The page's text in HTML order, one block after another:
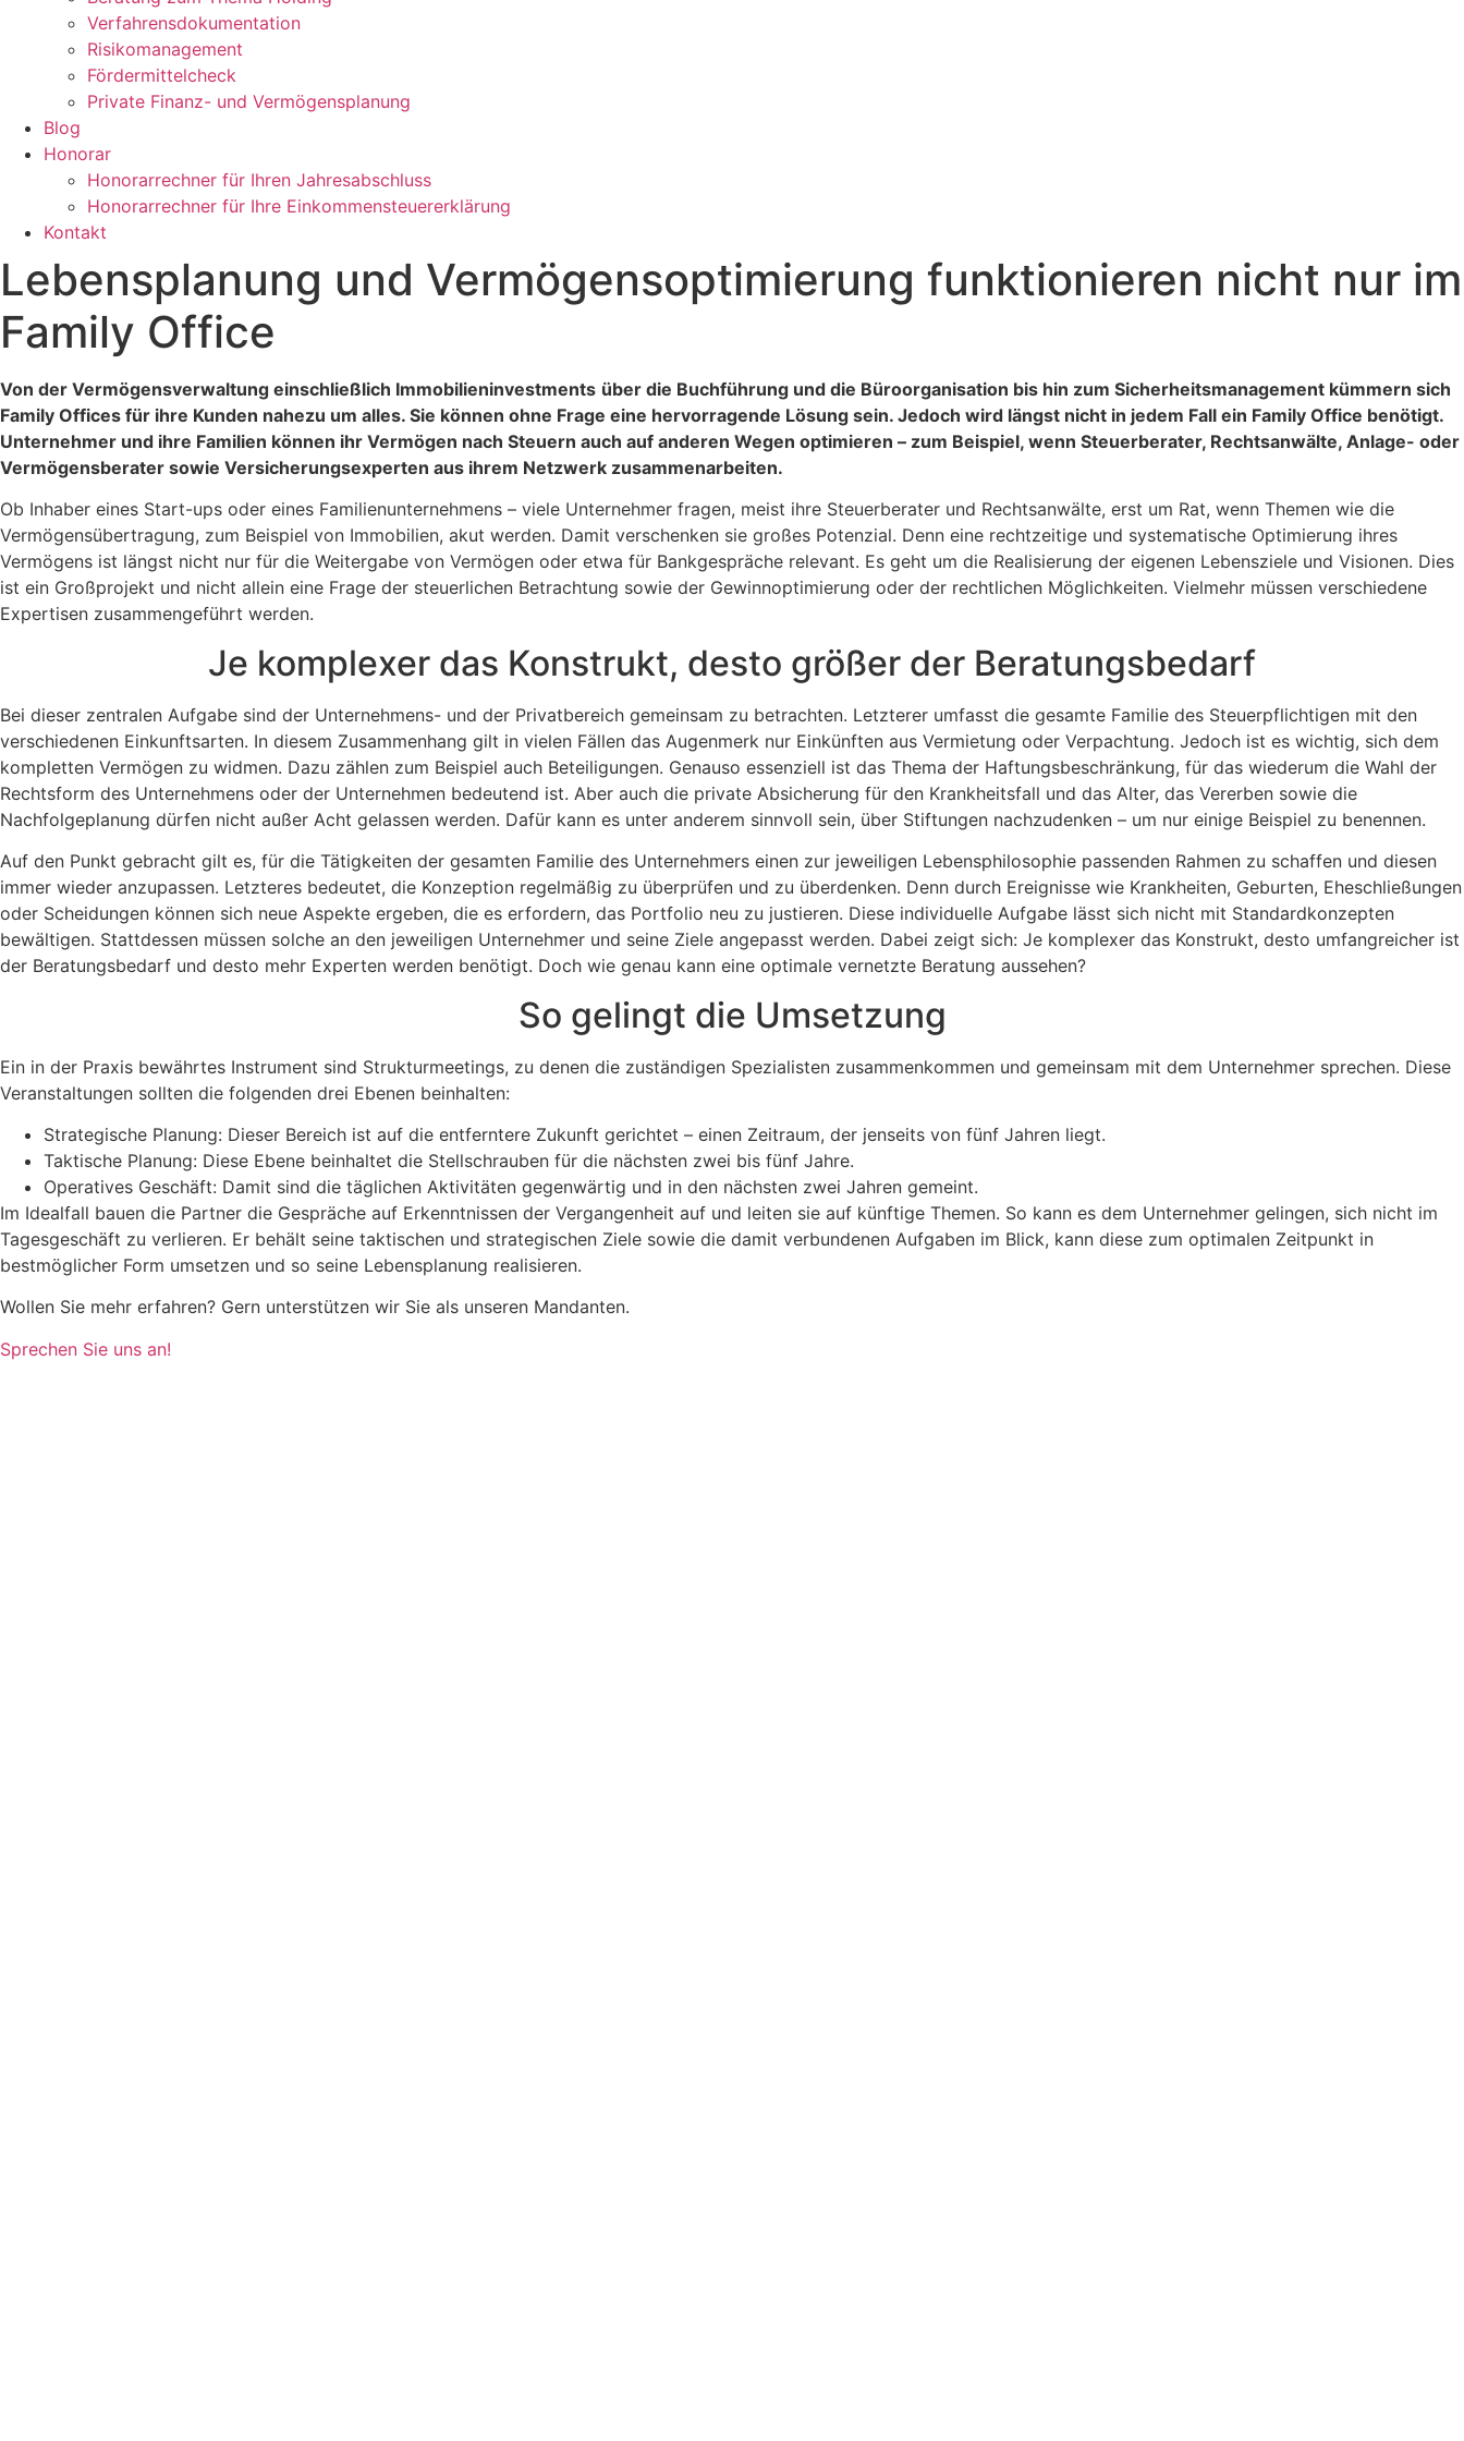
Verfahrensdokumentation
Risikomanagement
Fördermittelcheck
Private Finanz- und Vermögensplanung
Blog
Honorar
Honorarrechner für Ihren Jahresabschluss
Honorarrechner für Ihre Einkommensteuererklärung
Kontakt
Lebensplanung und Vermögensoptimierung funktionieren nicht nur im
Family Office
Von der Vermögensverwaltung einschließlich Immobilieninvestments über die Buchführung und die Büroorganisation bis hin zum Sicherheitsmanagement kümmern sich
Family Offices für ihre Kunden nahezu um alles. Sie können ohne Frage eine hervorragende Lösung sein. Jedoch wird längst nicht in jedem Fall ein Family Office benötigt.
Unternehmer und ihre Familien können ihr Vermögen nach Steuern auch auf anderen Wegen optimieren – zum Beispiel, wenn Steuerberater, Rechtsanwälte, Anlage- oder
Vermögensberater sowie Versicherungsexperten aus ihrem Netzwerk zusammenarbeiten.
Ob Inhaber eines Start-ups oder eines Familienunternehmens – viele Unternehmer fragen, meist ihre Steuerberater und Rechtsanwälte, erst um Rat, wenn Themen wie die
Vermögensübertragung, zum Beispiel von Immobilien, akut werden. Damit verschenken sie großes Potenzial. Denn eine rechtzeitige und systematische Optimierung ihres
Vermögens ist längst nicht nur für die Weitergabe von Vermögen oder etwa für Bankgespräche relevant. Es geht um die Realisierung der eigenen Lebensziele und Visionen. Dies
ist ein Großprojekt und nicht allein eine Frage der steuerlichen Betrachtung sowie der Gewinnoptimierung oder der rechtlichen Möglichkeiten. Vielmehr müssen verschiedene
Expertisen zusammengeführt werden.
Je komplexer das Konstrukt, desto größer der Beratungsbedarf
Bei dieser zentralen Aufgabe sind der Unternehmens- und der Privatbereich gemeinsam zu betrachten. Letzterer umfasst die gesamte Familie des Steuerpflichtigen mit den
verschiedenen Einkunftsarten. In diesem Zusammenhang gilt in vielen Fällen das Augenmerk nur Einkünften aus Vermietung oder Verpachtung. Jedoch ist es wichtig, sich dem
kompletten Vermögen zu widmen. Dazu zählen zum Beispiel auch Beteiligungen. Genauso essenziell ist das Thema der Haftungsbeschränkung, für das wiederum die Wahl der
Rechtsform des Unternehmens oder der Unternehmen bedeutend ist. Aber auch die private Absicherung für den Krankheitsfall und das Alter, das Vererben sowie die
Nachfolgeplanung dürfen nicht außer Acht gelassen werden. Dafür kann es unter anderem sinnvoll sein, über Stiftungen nachzudenken – um nur einige Beispiel zu benennen.
Auf den Punkt gebracht gilt es, für die Tätigkeiten der gesamten Familie des Unternehmers einen zur jeweiligen Lebensphilosophie passenden Rahmen zu schaffen und diesen
immer wieder anzupassen. Letzteres bedeutet, die Konzeption regelmäßig zu überprüfen und zu überdenken. Denn durch Ereignisse wie Krankheiten, Geburten, Eheschließungen
oder Scheidungen können sich neue Aspekte ergeben, die es erfordern, das Portfolio neu zu justieren. Diese individuelle Aufgabe lässt sich nicht mit Standardkonzepten
bewältigen. Stattdessen müssen solche an den jeweiligen Unternehmer und seine Ziele angepasst werden. Dabei zeigt sich: Je komplexer das Konstrukt, desto umfangreicher ist
der Beratungsbedarf und desto mehr Experten werden benötigt. Doch wie genau kann eine optimale vernetzte Beratung aussehen?
So gelingt die Umsetzung
Ein in der Praxis bewährtes Instrument sind Strukturmeetings, zu denen die zuständigen Spezialisten zusammenkommen und gemeinsam mit dem Unternehmer sprechen. Diese
Veranstaltungen sollten die folgenden drei Ebenen beinhalten:
Strategische Planung: Dieser Bereich ist auf die entferntere Zukunft gerichtet – einen Zeitraum, der jenseits von fünf Jahren liegt.
Taktische Planung: Diese Ebene beinhaltet die Stellschrauben für die nächsten zwei bis fünf Jahre.
Operatives Geschäft: Damit sind die täglichen Aktivitäten gegenwärtig und in den nächsten zwei Jahren gemeint.
Im Idealfall bauen die Partner die Gespräche auf Erkenntnissen der Vergangenheit auf und leiten sie auf künftige Themen. So kann es dem Unternehmer gelingen, sich nicht im
Tagesgeschäft zu verlieren. Er behält seine taktischen und strategischen Ziele sowie die damit verbundenen Aufgaben im Blick, kann diese zum optimalen Zeitpunkt in
bestmöglicher Form umsetzen und so seine Lebensplanung realisieren.
Wollen Sie mehr erfahren? Gern unterstützen wir Sie als unseren Mandanten.
Sprechen Sie uns an!